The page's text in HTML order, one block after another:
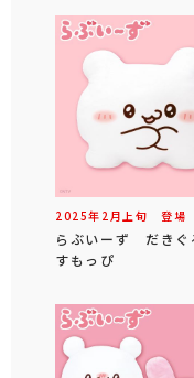
2025年 2 月 上旬 登場
らぶいーず だき
すもっぴ